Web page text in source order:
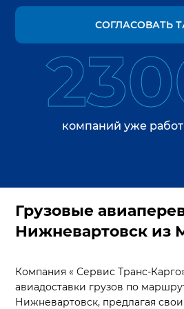
СОГЛАСОВАТЬ
компаний уже
Грузовые
Нижневартовск из
Компания « Сервис Транс-
авиадоставки грузов по
Нижневартовск, предлагая